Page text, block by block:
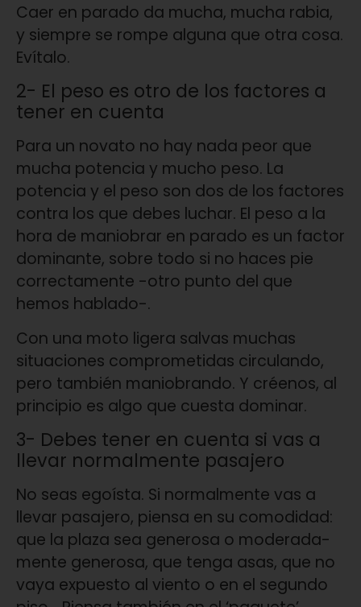
Caer en parado da mucha, mucha rabia,
y siempre se rompe alguna que otra cosa.
Evítalo.
2- El peso es otro de los factores a
tener en cuenta
Para un novato no hay nada peor que
mucha potencia y mucho peso. La
potencia y el peso son dos de los factores
contra los que debes luchar. El peso a la
hora de maniobrar en parado es un factor
dominante, sobre todo si no haces pie
co­rrectamente -otro punto del que
hemos hablado-.
Con una moto ligera salvas muchas
situaciones comprometidas circulando,
pero también maniobrando. Y créenos, al
principio es algo que cuesta dominar.
3- Debes tener en cuenta si vas a
llevar normalmente pasajero
No seas egoísta. Si normalmen­te vas a
llevar pasajero, piensa en su comodidad:
que la plaza sea generosa o moderada­
mente generosa, que tenga asas, que no
vaya expuesto al viento o en el segundo